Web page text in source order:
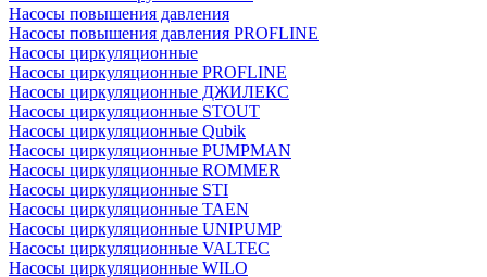
Насосы повышения давления
Насосы повышения давления PROFLINE
Насосы циркуляционные
Насосы циркуляционные PROFLINE
Насосы циркуляционные ДЖИЛЕКС
Насосы циркуляционные STOUT
Насосы циркуляционные Qubik
Насосы циркуляционные PUMPMAN
Насосы циркуляционные ROMMER
Насосы циркуляционные STI
Насосы циркуляционные TAEN
Насосы циркуляционные UNIPUMP
Насосы циркуляционные VALTEC
Насосы циркуляционные WILO